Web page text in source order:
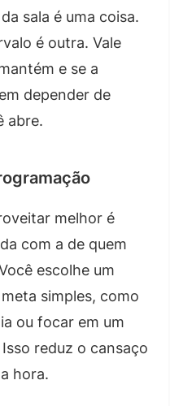
sala é uma coisa.
é outra. Vale
e se a
depender de
abre.
melhor é
com a de quem
escolhe um
simples, como
ou focar em um
reduz o cansaço
hora.